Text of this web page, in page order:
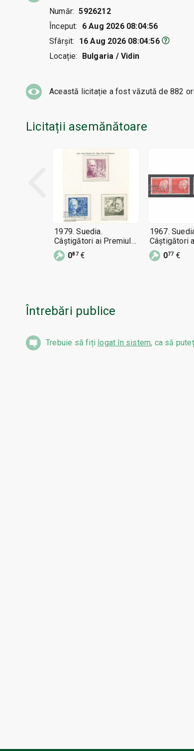
Număr: 5926212
Început:
6 Aug 2026 08:04:56
Sfârșit:
16 Aug 2026 08:04:56
Locație:
Bulgaria / Vidin
Această licitație a fost văzută de 882
Licitații asemănătoare
1979. Suedia.
Câștigători ai Premiului
Nobel 1919
087€
1967.
Câștigători
Nobel din
077 €
Întrebări publice
Trebuie să fiți logat în sistem, ca să